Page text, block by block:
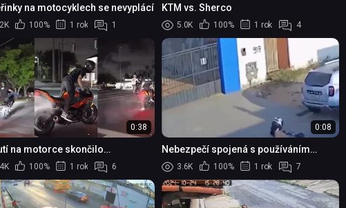
na motocyklech se nevyplácí
100% 1 rok 1
KTM vs. Sherco
5.0K 100% 1 rok 4
0:38
na motorce skončilo
100% 1 rok 6
0:08
Nebezpečí spojená s používáním
mobilního telefonu na motocyklu
3.6K 100% 1 rok 7